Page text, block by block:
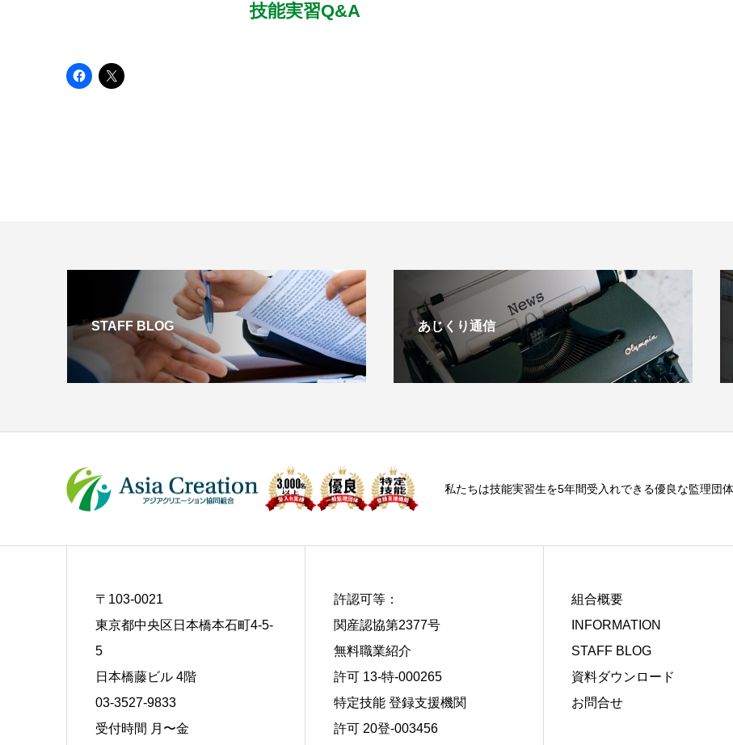
技能実習Q&A
STAFF BLOG あじくり通信
私たちは技能実習生を5年間受入れできる優良な監理団体
〒103-0021
東京都中央区日本橋本石町4-5-
5
日本橋藤ビル 4階
03-3527-9833
受付時間 月〜金
許認可等：
関産認協第2377号
無料職業紹介
許可 13-特-000265
特定技能 登録支援機関
許可 20登-003456
組合概要
INFORMATION
STAFF BLOG
資料ダウンロード
お問合せ